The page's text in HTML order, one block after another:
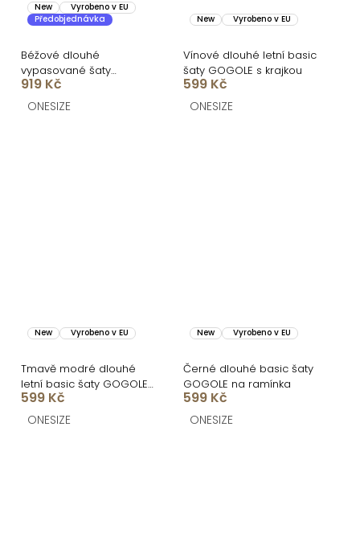
New
Vyrobeno v EU
Předobjednávka
Béžové dlouhé
vypasované šaty
DOROTA na ramínka
919 Kč
ONESIZE
New Vyrobeno v EU
Vínové dlouhé letní basic
šaty GOGOLE s krajkou
599 Kč
ONESIZE
New Vyrobeno v EU
Tmavě modré dlouhé
letní basic šaty GOGOLE
s krajkou
599 Kč
ONESIZE
New Vyrobeno v EU
Černé dlouhé basic šaty
GOGOLE na ramínka
599 Kč
ONESIZE